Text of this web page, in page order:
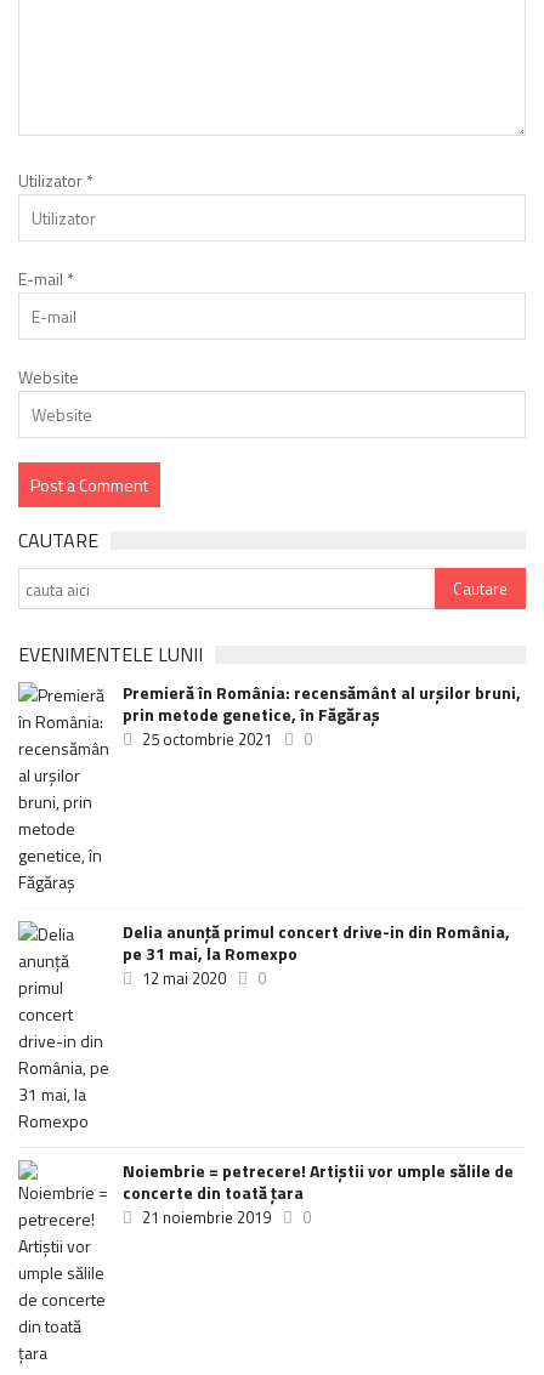
Utilizator*
E-mail *
Website
CAUTARE
EVENIMENTELE LUNII
Premieră în România: recensământ al urșilor bruni,
prin metode genetice, în Făgăraș
25 octombrie 2021 0
Delia anunţă primul concert drive-in din România,
pe 31 mai, la Romexpo
12 mai 2020 0
Noiembrie = petrecere! Artiștii vor umple sălile de
concerte din toată țara
21 noiembrie 2019 0